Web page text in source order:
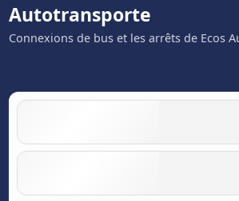
Autotransporte
Connexions de bus et les arrêts de Ecos